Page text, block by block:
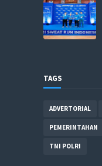
TAGS
ADVERTORIAL
PEMERINTAHAN
TNI POLRI